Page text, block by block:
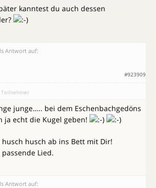
kanntest du auch dessen
Antwort auf:
#923909
Teilnehmer
junge….. bei dem Eschenbachgedöns
ja echt die Kugel geben!
husch ab ins Bett mit Dir!
Lied.
Antwort auf: